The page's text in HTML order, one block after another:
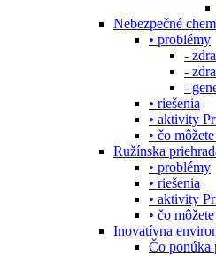
Nebezpečné
• problémy
-
-
-
• riešenia
• aktivity
• čo
Ružínska
• problémy
• riešenia
• aktivity
• čo
Inovatívna
Čo ponúka